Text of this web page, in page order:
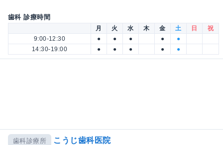
歯科 診療時間
月 火 水 木 金 土 日
祝
9:00-12:30
● ● ● ●
●
14:30-19:00
● ● ● ● ●
歯科診療所 こうじ歯科医院